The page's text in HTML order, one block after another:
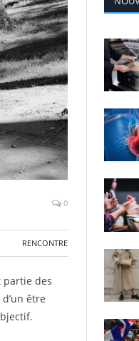
0
RENCONTRE
partie des
être